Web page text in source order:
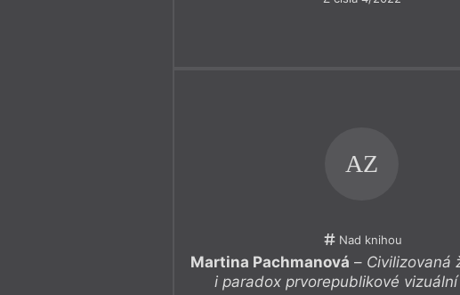
AZ
Nad knihou
Martina Pachmanová – Civilizovaná
i paradox prvorepublikové